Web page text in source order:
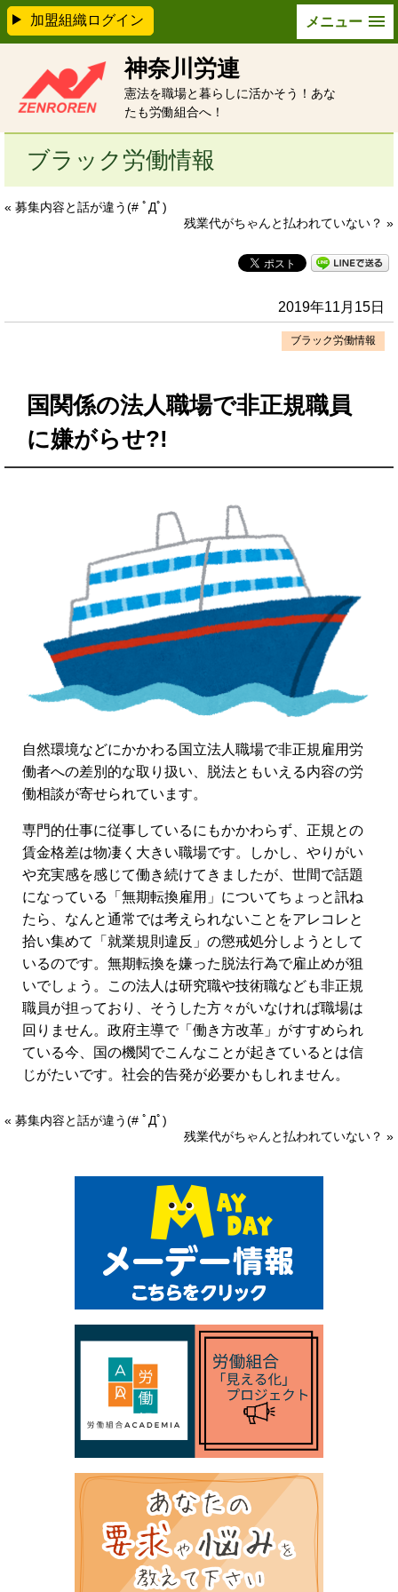
メニュー
神奈川労連
憲法を職場と暮らしに活かそう！あな
たも労働組合へ！
加盟組織ログイン
ブラック労働情報
« 募集内容と話が違う(# ﾟДﾟ)
残業代がちゃんと払われていない？ »
2019年11月15日
ブラック労働情報
国関係の法人職場で非正規職員
に嫌がらせ?!
自然環境などにかかわる国立法人職場で非正規雇用労
働者への差別的な取り扱い、脱法ともいえる内容の労
働相談が寄せられています。
専門的仕事に従事しているにもかかわらず、正規との
賃金格差は物凄く大きい職場です。しかし、やりがい
や充実感を感じて働き続けてきましたが、世間で話題
になっている「無期転換雇用」についてちょっと訊ね
たら、なんと通常では考えられないことをアレコレと
拾い集めて「就業規則違反」の懲戒処分しようとして
いるのです。無期転換を嫌った脱法行為で雇止めが狙
いでしょう。この法人は研究職や技術職なども非正規
職員が担っており、そうした方々がいなければ職場は
回りません。政府主導で「働き方改革」がすすめられ
ている今、国の機関でこんなことが起きているとは信
じがたいです。社会的告発が必要かもしれません。
« 募集内容と話が違う(# ﾟДﾟ)
残業代がちゃんと払われていない？ »